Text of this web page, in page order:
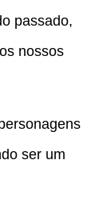
passado,
nossos
ser um